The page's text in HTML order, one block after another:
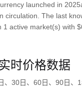
launched in
circulation. The last
1 active market(s) with
时价格数据
、30日、60日、90日、